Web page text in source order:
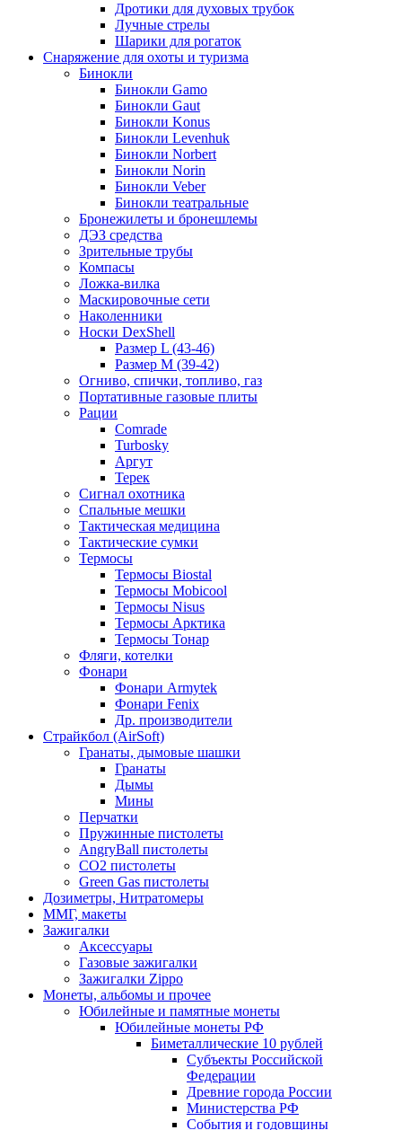
Дротики для духовых трубок
Лучные стрелы
Шарики для рогаток
Снаряжение для охоты и туризма
Бинокли
Бинокли Gamo
Бинокли Gaut
Бинокли Konus
Бинокли Levenhuk
Бинокли Norbert
Бинокли Norin
Бинокли Veber
Бинокли театральные
Бронежилеты и бронешлемы
ДЭЗ средства
Зрительные трубы
Компасы
Ложка-вилка
Маскировочные сети
Наколенники
Носки DexShell
Размер L (43-46)
Размер M (39-42)
Огниво, спички, топливо, газ
Портативные газовые плиты
Рации
Comrade
Turbosky
Аргут
Терек
Сигнал охотника
Спальные мешки
Тактическая медицина
Тактические сумки
Термосы
Термосы Biostal
Термосы Mobicool
Термосы Nisus
Термосы Арктика
Термосы Тонар
Фляги, котелки
Фонари
Фонари Armytek
Фонари Fenix
Др. производители
Страйкбол (AirSoft)
Гранаты, дымовые шашки
Гранаты
Дымы
Мины
Перчатки
Пружинные пистолеты
AngryBall пистолеты
CO2 пистолеты
Green Gas пистолеты
Дозиметры, Нитратомеры
ММГ, макеты
Зажигалки
Аксессуары
Газовые зажигалки
Зажигалки Zippo
Монеты, альбомы и прочее
Юбилейные и памятные монеты
Юбилейные монеты РФ
Биметаллические 10 рублей
Субъекты Российской
Федерации
Древние города России
Министерства РФ
События и годовщины